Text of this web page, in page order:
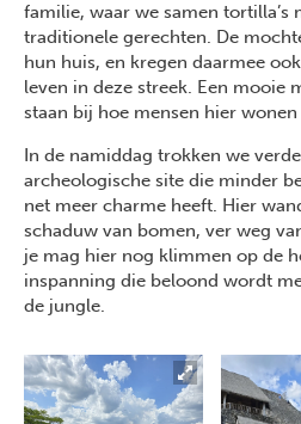
familie, waar we samen tortilla’s
traditionele gerechten. De
hun huis, en kregen daarmee
leven in deze streek. Een mooie
staan bij hoe mensen hier wonen
In de namiddag trokken we
archeologische site die minder
net meer charme heeft. Hier
schaduw van bomen, ver weg
je mag hier nog klimmen op de
inspanning die beloond wordt
de jungle.